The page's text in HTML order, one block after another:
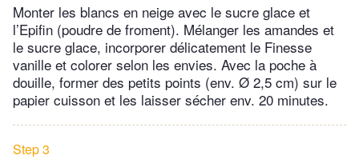
Monter les blancs en neige avec le sucre glace et
l’Epifin (poudre de froment). Mélanger les amandes et
le sucre glace, incorporer délicatement le Finesse
vanille et colorer selon les envies. Avec la poche à
douille, former des petits points (env. Ø 2,5 cm) sur le
papier cuisson et les laisser sécher env. 20 minutes.
Step 3